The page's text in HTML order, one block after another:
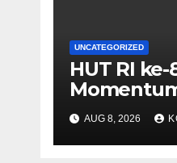
UNCATEGORIZED
HUT RI ke-
Menjaga
Optimisme
AUG 8, 2026